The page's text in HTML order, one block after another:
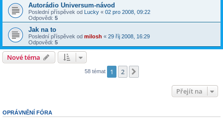
Autorádio Universum-návod
Poslední příspěvek od Lucky « 02 pro 2008, 09:22
Odpovědi: 5
Jak na to
Poslední příspěvek od milosh « 29 říj 2008, 16:29
Odpovědi: 5
Nové téma
58 témat 1 2
Přejít na
OPRÁVNĚNÍ FÓRA